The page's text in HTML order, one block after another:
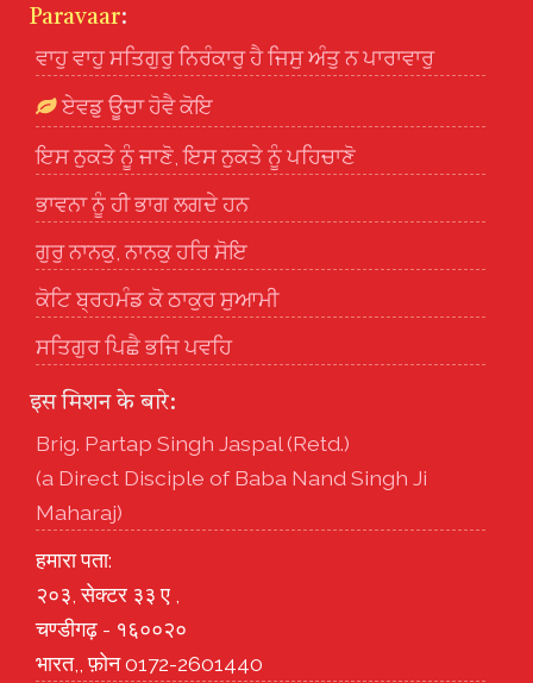
Paravaar:
ਵਾਹੁ ਵਾਹੁ ਸਤਿਗੁਰੁ ਨਿਰੰਕਾਰੁ ਹੈ ਜਿਸੁ ਅੰਤੁ ਨ ਪਾਰਾਵਾਰੁ
ਏਵਡੁ ਊਚਾ ਹੋਵੈ ਕੋਇ
ਇਸ ਨੁਕਤੇ ਨੂੰ ਜਾਣੋ, ਇਸ ਨੁਕਤੇ ਨੂੰ ਪਹਿਚਾਣੋ
ਭਾਵਨਾ ਨੂੰ ਹੀ ਭਾਗ ਲਗਦੇ ਹਨ
ਗੁਰੁ ਨਾਨਕੁ, ਨਾਨਕੁ ਹਰਿ ਸੋਇ
ਕੋਟਿ ਬ੍ਰਹਮੰਡ ਕੋ ਠਾਕੁਰ ਸੁਆਮੀ
ਸਤਿਗੁਰ ਪਿਛੈ ਭਜਿ ਪਵਹਿ
इस मिशन के बारे:
Brig. Partap Singh Jaspal (Retd.)
(a Direct Disciple of Baba Nand Singh Ji
Maharaj)
हमारा पता:
२०३, सेक्टर ३३ ए ,
चण्डीगढ़ - १६००२०
भारत,, फ़ोन 0172-2601440